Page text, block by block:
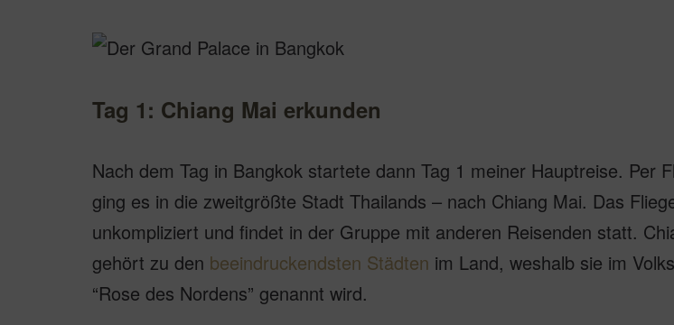
Tag 1: Chiang Mai erkunden
Nach dem Tag in Bangkok startete dann Tag 1 meiner Hauptreise. Per
ging es in die zweitgrößte Stadt Thailands – nach Chiang Mai. Das
unkompliziert und findet in der Gruppe mit anderen Reisenden statt.
gehört zu den beeindruckendsten Städten im Land, weshalb sie im
“Rose des Nordens” genannt wird.